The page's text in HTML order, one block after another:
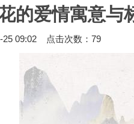
的爱情寓意与
25 09:02 点击次数：79